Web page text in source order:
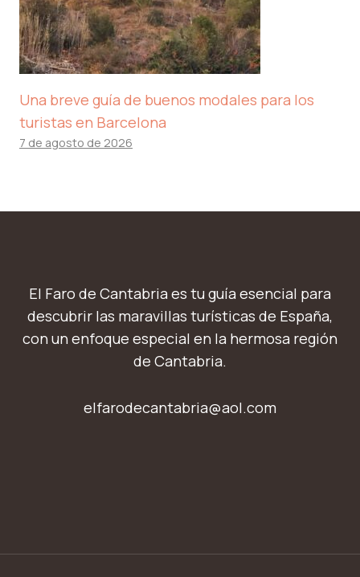
Una breve guía de buenos modales para los
turistas en Barcelona
7 de agosto de 2026
El Faro de Cantabria es tu guía esencial para
descubrir las maravillas turísticas de España,
con un enfoque especial en la hermosa región
de Cantabria.
elfarodecantabria@aol.com